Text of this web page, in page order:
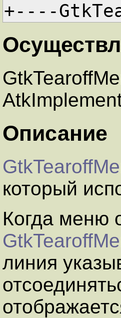
+----
Описание
который
Когда меню
линия